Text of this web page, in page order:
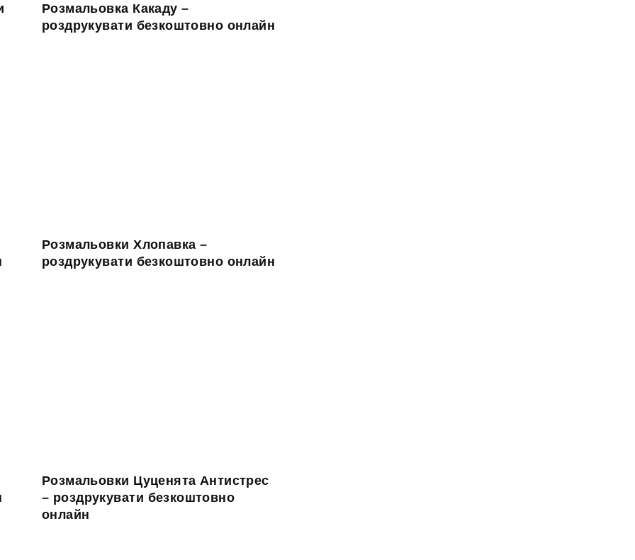
Розмальовка Какаду –
роздрукувати безкоштовно онлайн
Розмальовки Хлопавка –
роздрукувати безкоштовно онлайн
Розмальовки Цуценята Антистрес
– роздрукувати безкоштовно
онлайн